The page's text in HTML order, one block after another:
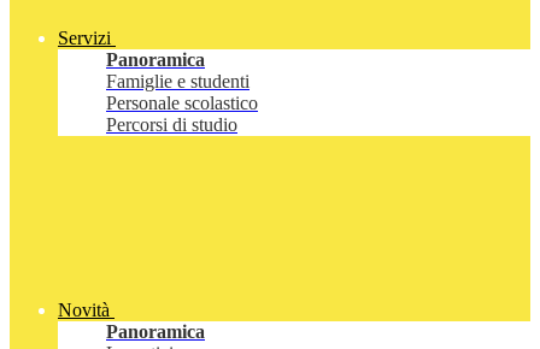
Servizi
Panoramica
Famiglie e studenti
Personale scolastico
Percorsi di studio
Novità
Panoramica